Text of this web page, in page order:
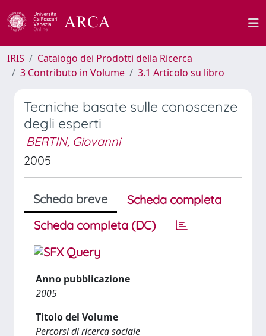
IRIS
Catalogo dei Prodotti della Ricerca
3 Contributo in Volume
3.1 Articolo su libro
Tecniche basate sulle conoscenze
degli esperti
BERTIN, Giovanni
2005
Scheda breve
Scheda completa
Scheda completa (DC)
Anno pubblicazione
2005
Titolo del Volume
Percorsi di ricerca sociale